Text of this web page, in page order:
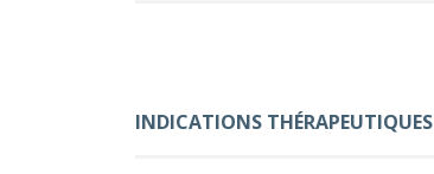
INDICATIONS THÉRAPEUTIQUES